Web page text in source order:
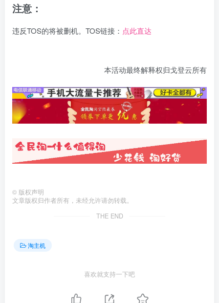
注意：
违反TOS的将被删机。TOS链接： 点此直达
本活动最终解释权归戈登云所有
© 版权声明
文章版权归作者所有，未经允许请勿转载。
THE END
淘主机
喜欢就支持一下吧